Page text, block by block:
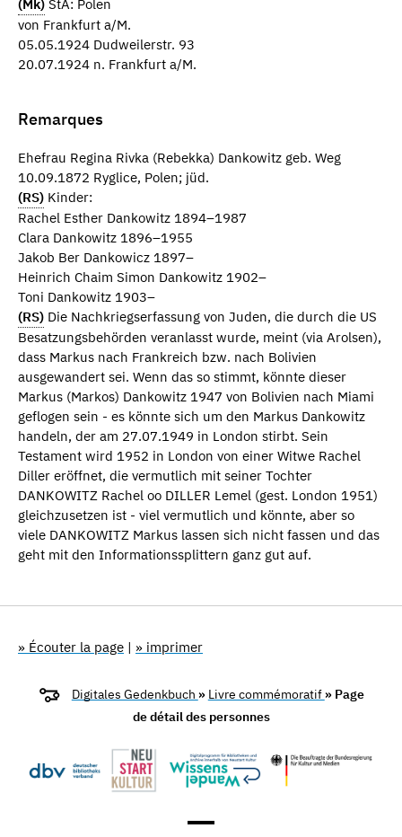
(Mk) StA: Polen
von Frankfurt a/M.
05.05.1924 Dudweilerstr. 93
20.07.1924 n. Frankfurt a/M.
Remarques
Ehefrau Regina Rivka (Rebekka) Dankowitz geb. Weg
10.09.1872 Ryglice, Polen; jüd.
(RS) Kinder:
Rachel Esther Dankowitz 1894–1987
Clara Dankowitz 1896–1955
Jakob Ber Dankowicz 1897–
Heinrich Chaim Simon Dankowitz 1902–
Toni Dankowitz 1903–
(RS) Die Nachkriegserfassung von Juden, die durch die US
Besatzungsbehörden veranlasst wurde, meint (via Arolsen),
dass Markus nach Frankreich bzw. nach Bolivien
ausgewandert sei. Wenn das so stimmt, könnte dieser
Markus (Markos) Dankowitz 1947 von Bolivien nach Miami
geflogen sein - es könnte sich um den Markus Dankowitz
handeln, der am 27.07.1949 in London stirbt. Sein
Testament wird 1952 in London von einer Witwe Rachel
Diller eröffnet, die vermutlich mit seiner Tochter
DANKOWITZ Rachel oo DILLER Lemel (gest. London 1951)
gleichzusetzen ist - viel vermutlich und könnte, aber so
viele DANKOWITZ Markus lassen sich nicht fassen und das
geht mit den Informationssplittern ganz gut auf.
» Écouter la page | » imprimer
Digitales Gedenkbuch » Livre commémoratif » Page
de détail des personnes